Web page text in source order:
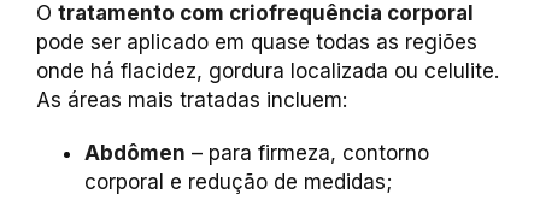
O tratamento com criofrequência corporal
pode ser aplicado em quase todas as regiões
onde há flacidez, gordura localizada ou celulite.
As áreas mais tratadas incluem:
Abdômen – para firmeza, contorno
corporal e redução de medidas;